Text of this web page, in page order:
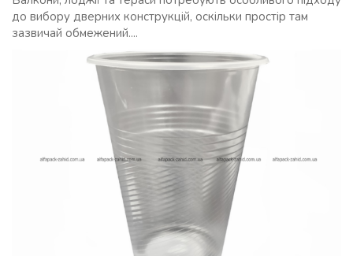
до вибору дверних конструкцій, оскільки простір там
зазвичай обмежений....